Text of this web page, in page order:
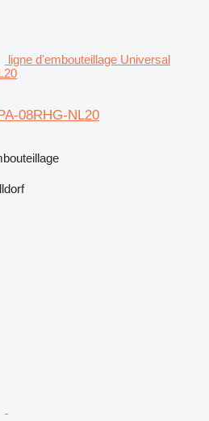
ligne d'embouteillage Universal
08RHG-NL20